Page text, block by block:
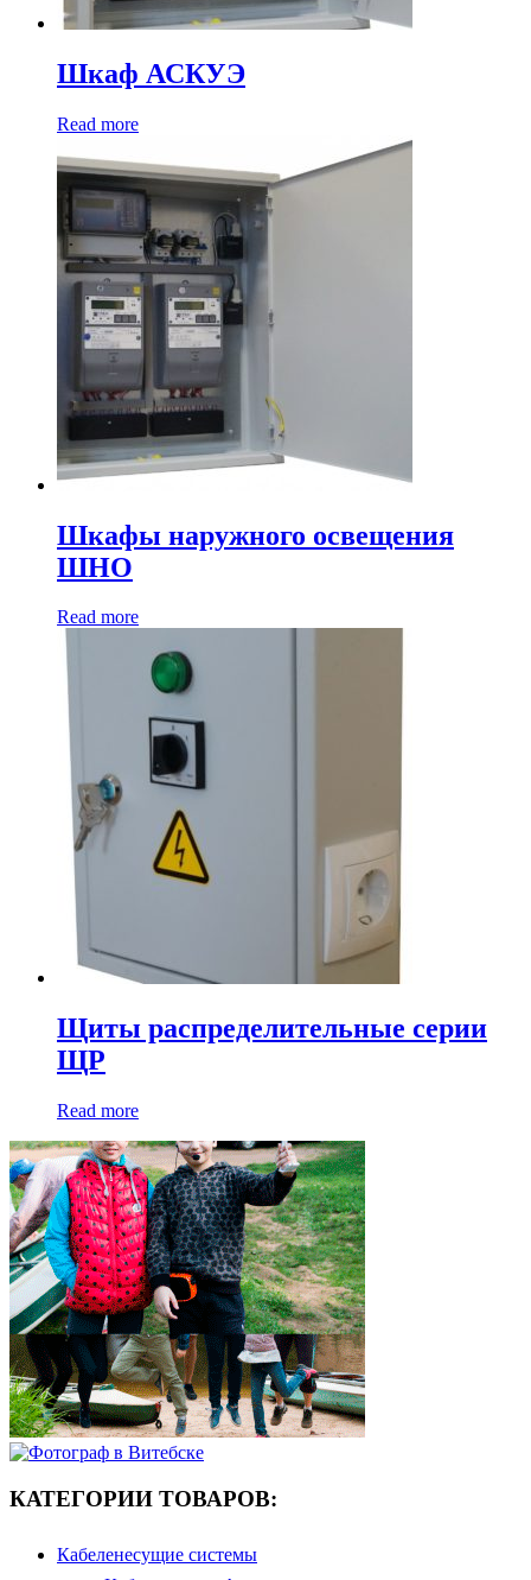
Шкаф АСКУЭ
Read more
Шкафы наружного освещения
ШНО
Read more
Щиты распределительные серии
ЩР
Read more
КАТЕГОРИИ ТОВАРОВ:
Кабеленесущие системы